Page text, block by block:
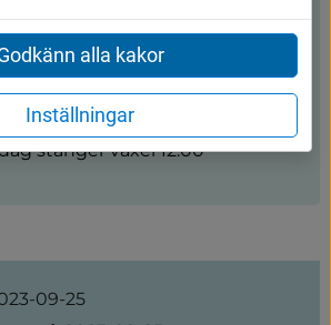
stänger växel 12.00
09-25
alla kakor
Inställningar